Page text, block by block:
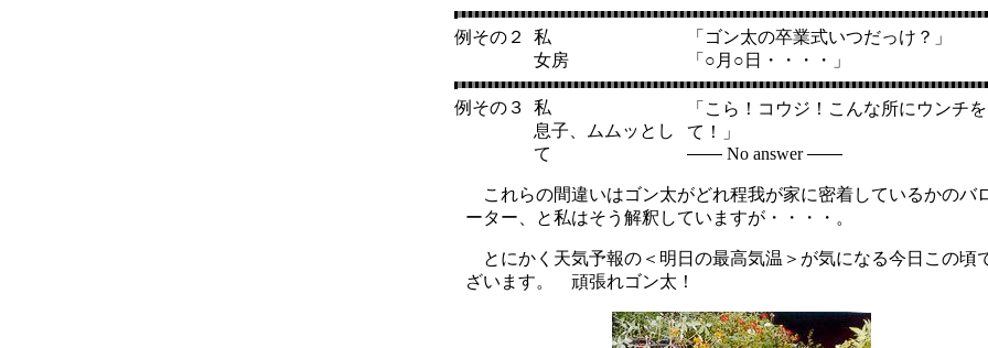
例その２
私
女房
「ゴン太の卒業式いつだっけ？」
「○月○日・・・・」
例その３
私
息子、ムムッとし
て
「こら！コウジ！こんな所にウンチ
て！」
No answer
これらの間違いはゴン太がどれ程我が家に密着しているかのバ
ーター、と私はそう解釈していますが・・・・。
とにかく天気予報の＜明日の最高気温＞が気になる今日この頃
ざいます。 頑張れゴン太！